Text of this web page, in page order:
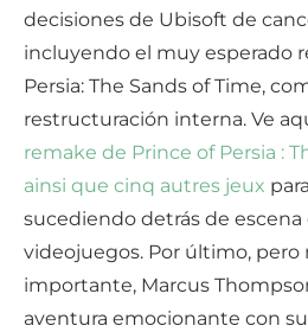
decisiones de Ubisoft de
incluyendo el muy esperado
Persia: The Sands of Time,
restructuración interna. Ve
remake de Prince of Persia :
ainsi que cinq autres jeux
sucediendo detrás de
videojuegos. Por último, pero
importante, Marcus
aventura emocionante con